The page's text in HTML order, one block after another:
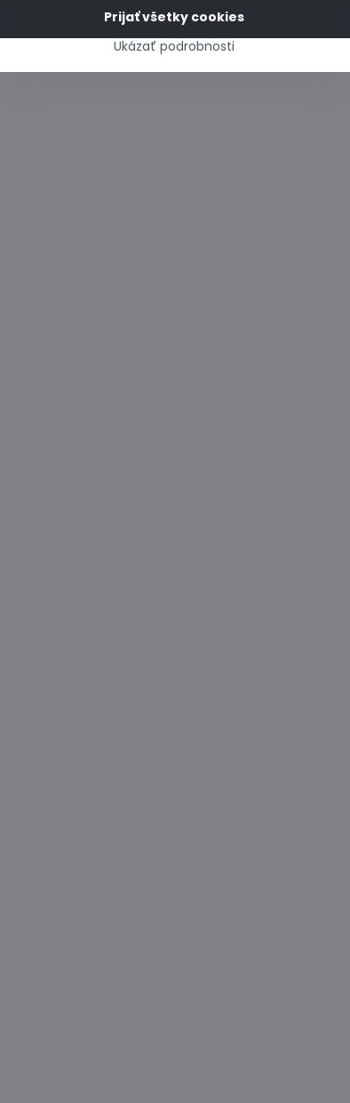
Ukázať podrobnosti
Prijať všetky cookies